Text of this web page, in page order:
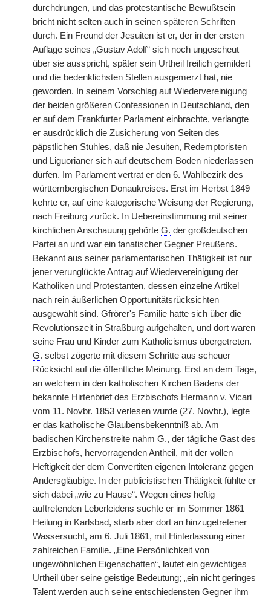
durchdrungen, und das protestantische Bewußtsein
bricht nicht selten auch in seinen späteren Schriften
durch. Ein Freund der Jesuiten ist er, der in der ersten
Auflage seines „Gustav Adolf“ sich noch ungescheut
über sie ausspricht, später sein Urtheil freilich gemildert
und die bedenklichsten Stellen ausgemerzt hat, nie
geworden. In seinem Vorschlag auf Wiedervereinigung
der beiden größeren Confessionen in Deutschland, den
er auf dem Frankfurter Parlament einbrachte, verlangte
er ausdrücklich die Zusicherung von Seiten des
päpstlichen Stuhles, daß nie Jesuiten, Redemptoristen
und Liguorianer sich auf deutschem Boden niederlassen
dürfen. Im Parlament vertrat er den 6. Wahlbezirk des
württembergischen Donaukreises. Erst im Herbst 1849
kehrte er, auf eine kategorische Weisung der Regierung,
nach Freiburg zurück. In Uebereinstimmung mit seiner
kirchlichen Anschauung gehörte G. der großdeutschen
Partei an und war ein fanatischer Gegner Preußens.
Bekannt aus seiner parlamentarischen Thätigkeit ist nur
jener verunglückte Antrag auf Wiedervereinigung der
Katholiken und Protestanten, dessen einzelne Artikel
nach rein äußerlichen Opportunitätsrücksichten
ausgewählt sind. Gfrörer's Familie hatte sich über die
Revolutionszeit in Straßburg aufgehalten, und dort waren
seine Frau und Kinder zum Katholicismus übergetreten.
G. selbst zögerte mit diesem Schritte aus scheuer
Rücksicht auf die öffentliche Meinung. Erst an dem Tage,
an welchem in den katholischen Kirchen Badens der
bekannte Hirtenbrief des Erzbischofs Hermann v. Vicari
vom 11. Novbr. 1853 verlesen wurde (27. Novbr.), legte
er das katholische Glaubensbekenntniß ab. Am
badischen Kirchenstreite nahm G., der tägliche Gast des
Erzbischofs, hervorragenden Antheil, mit der vollen
Heftigkeit der dem Convertiten eigenen Intoleranz gegen
Andersgläubige. In der publicistischen Thätigkeit fühlte er
sich dabei „wie zu Hause“. Wegen eines heftig
auftretenden Leberleidens suchte er im Sommer 1861
Heilung in Karlsbad, starb aber dort an hinzugetretener
Wassersucht, am 6. Juli 1861, mit Hinterlassung einer
zahlreichen Familie. „Eine Persönlichkeit von
ungewöhnlichen Eigenschaften“, lautet ein gewichtiges
Urtheil über seine geistige Bedeutung; „ein nicht geringes
Talent werden auch seine entschiedensten Gegner ihm